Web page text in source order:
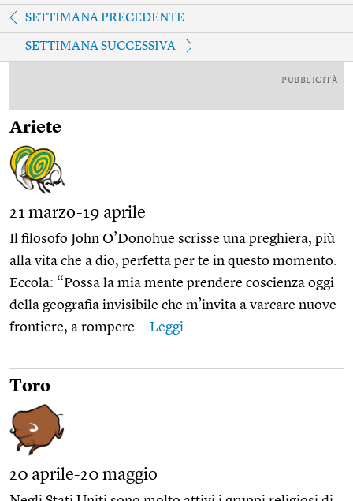
SETTIMANA PRECEDENTE
SETTIMANA SUCCESSIVA
PUBBLICITÀ
Ariete
21 marzo-19 aprile
Il filosofo John O’Donohue scrisse una preghiera, più
alla vita che a dio, perfetta per te in questo momento.
Eccola: “Possa la mia mente prendere coscienza oggi
della geografia invisibile che m’invita a varcare nuove
frontiere, a rompere... Leggi
Toro
20 aprile-20 maggio